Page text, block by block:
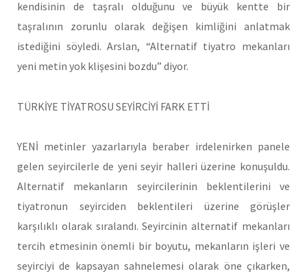
kendisinin de taşralı olduğunu ve büyük kentte bir
taşralının zorunlu olarak değişen kimliğini anlatmak
istediğini söyledi. Arslan, “Alternatif tiyatro mekanları
yeni metin yok klişesini bozdu” diyor.
TÜRKİYE TİYATROSU SEYİRCİYİ FARK ETTİ
YENİ metinler yazarlarıyla beraber irdelenirken panele
gelen seyircilerle de yeni seyir halleri üzerine konuşuldu.
Alternatif mekanların seyircilerinin beklentilerini ve
tiyatronun seyirciden beklentileri üzerine görüşler
karşılıklı olarak sıralandı. Seyircinin alternatif mekanları
tercih etmesinin önemli bir boyutu, mekanların işleri ve
seyirciyi de kapsayan sahnelemesi olarak öne çıkarken,